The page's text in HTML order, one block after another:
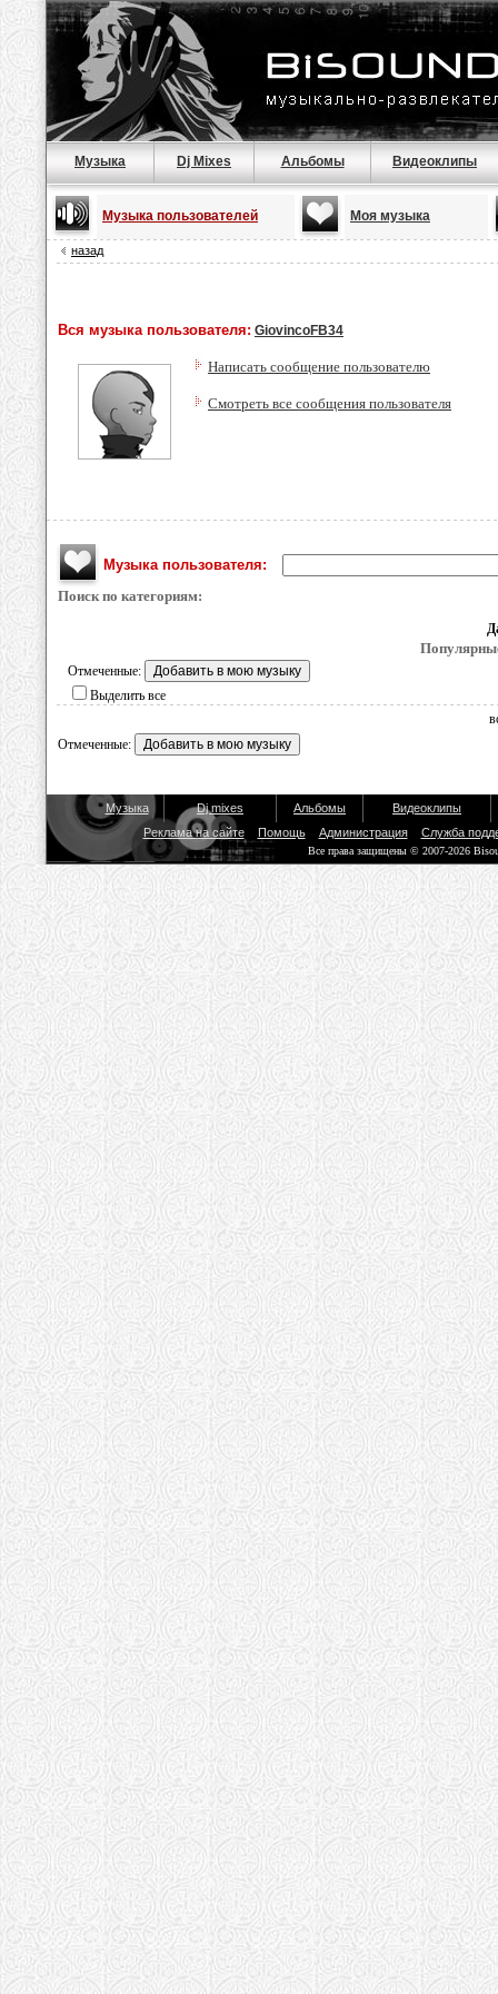
Музыка Dj Mixes Альбомы Видеоклипы
Музыка пользователей Моя музыка
назад
Вся музыка пользователя: GiovincoFB34
Написать сообщение пользователю
Смотреть все сообщения пользователя
Музыка пользователя:
Поиск по категориям:
Отмеченные:
Выделить все
Отмеченные:
Музыка Dj mixes Альбомы
Видеоклипы
Реклама на сайте
Помощь Администрация Служба
Все права защищены © 2007-2026